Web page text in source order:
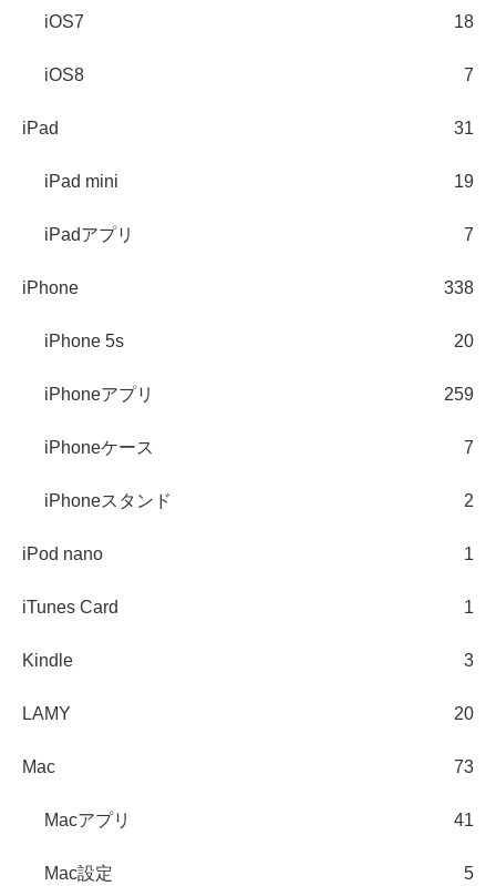
iOS7 18
iOS8 7
iPad 31
iPad mini 19
iPadアプリ 7
iPhone 338
iPhone 5s 20
iPhoneアプリ 259
iPhoneケース 7
iPhoneスタンド 2
iPod nano 1
iTunes Card 1
Kindle 3
LAMY 20
Mac 73
Macアプリ 41
Mac設定 5